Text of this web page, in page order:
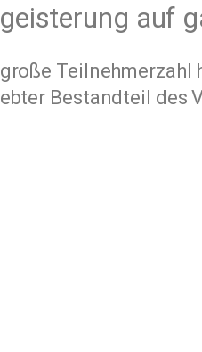
auf
Bestandteil des